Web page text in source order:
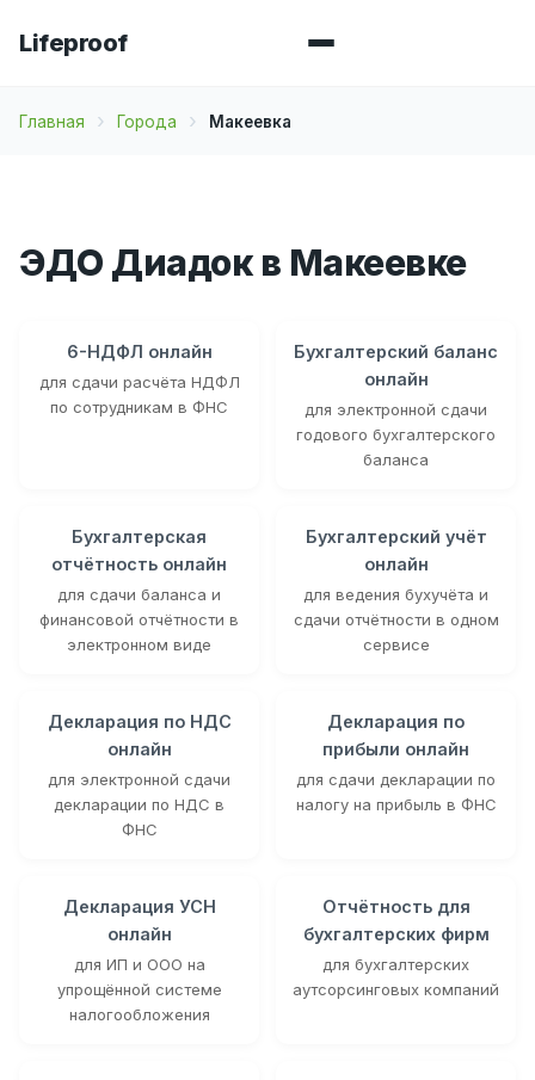
Lifeproof
Главная Города Макеевка
ЭДО Диадок в Макеевке
6-НДФЛ онлайн
для сдачи расчёта НДФЛ
по сотрудникам в ФНС
Бухгалтерский баланс
онлайн
для электронной сдачи
годового бухгалтерского
баланса
Бухгалтерская
отчётность онлайн
для сдачи баланса и
финансовой отчётности в
электронном виде
Бухгалтерский учёт
онлайн
для ведения бухучёта и
сдачи отчётности в одном
сервисе
Декларация по НДС
онлайн
для электронной сдачи
декларации по НДС в
ФНС
Декларация по
прибыли онлайн
для сдачи декларации по
налогу на прибыль в ФНС
Декларация УСН
онлайн
для ИП и ООО на
упрощённой системе
налогообложения
Отчётность для
бухгалтерских фирм
для бухгалтерских
аутсорсинговых компаний